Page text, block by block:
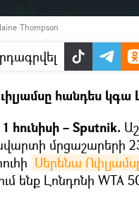
Thompson
հանդես կգա
հունիսի – Sputnik.
մրցաշարերի
Սերենա
ենք Լոնդոնի WTA